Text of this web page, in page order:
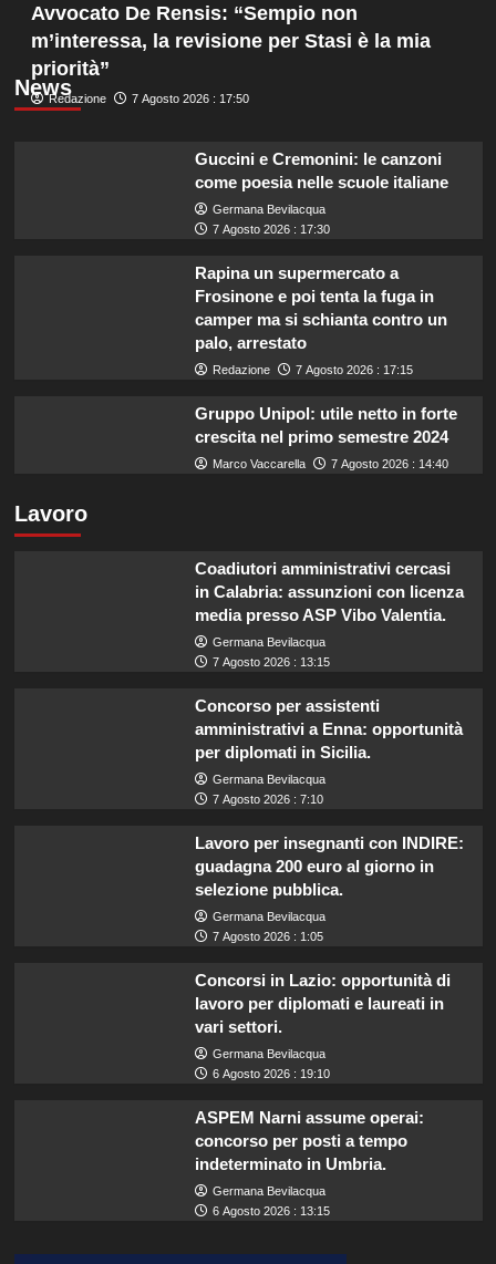
News
Avvocato De Rensis: “Sempio non
m’interessa, la revisione per Stasi è la mia
priorità”
Redazione 7 Agosto 2026 : 17:50
Guccini e Cremonini: le canzoni
come poesia nelle scuole italiane
Germana Bevilacqua
7 Agosto 2026 : 17:30
Rapina un supermercato a
Frosinone e poi tenta la fuga in
camper ma si schianta contro un
palo, arrestato
Redazione 7 Agosto 2026 : 17:15
Gruppo Unipol: utile netto in forte
crescita nel primo semestre 2024
Marco Vaccarella 7 Agosto 2026 : 14:40
Lavoro
Coadiutori amministrativi cercasi
in Calabria: assunzioni con licenza
media presso ASP Vibo Valentia.
Germana Bevilacqua
7 Agosto 2026 : 13:15
Concorso per assistenti
amministrativi a Enna: opportunità
per diplomati in Sicilia.
Germana Bevilacqua
7 Agosto 2026 : 7:10
Lavoro per insegnanti con INDIRE:
guadagna 200 euro al giorno in
selezione pubblica.
Germana Bevilacqua
7 Agosto 2026 : 1:05
Concorsi in Lazio: opportunità di
lavoro per diplomati e laureati in
vari settori.
Germana Bevilacqua
6 Agosto 2026 : 19:10
ASPEM Narni assume operai:
concorso per posti a tempo
indeterminato in Umbria.
Germana Bevilacqua
6 Agosto 2026 : 13:15